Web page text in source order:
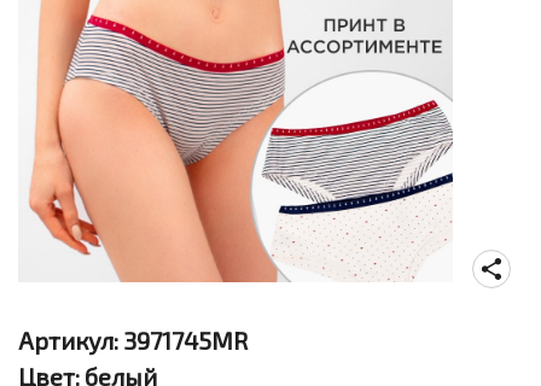
Артикул: 3971745MR
Цвет: белый